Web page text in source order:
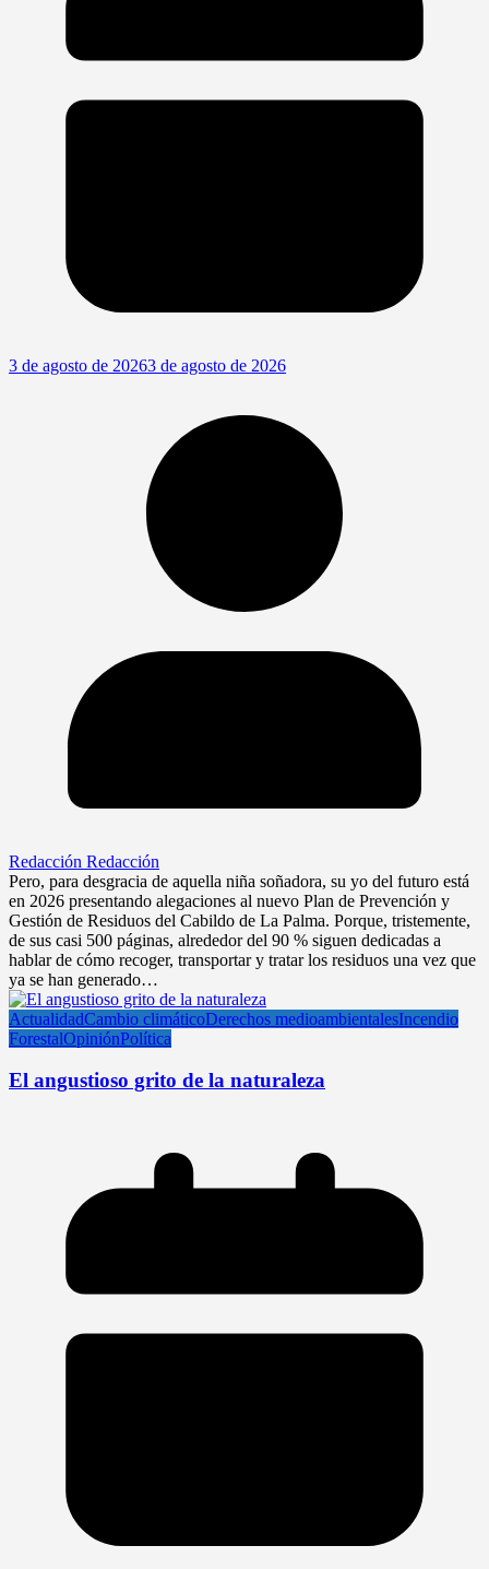
3 de agosto de 20263 de agosto de 2026
Redacción Redacción
Pero, para desgracia de aquella niña soñadora, su yo del futuro está
en 2026 presentando alegaciones al nuevo Plan de Prevención y
Gestión de Residuos del Cabildo de La Palma. Porque, tristemente,
de sus casi 500 páginas, alrededor del 90 % siguen dedicadas a
hablar de cómo recoger, transportar y tratar los residuos una vez que
ya se han generado…
ActualidadCambio climáticoDerechos medioambientalesIncendio
ForestalOpiniónPolítica
El angustioso grito de la naturaleza